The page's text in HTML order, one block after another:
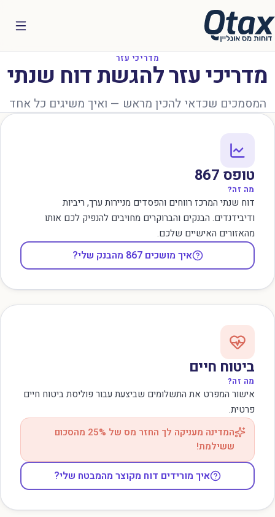
מדריכי עזר
מדריכי עזר להגשת דוח שנתי
המסמכים שכדאי להכין מראש — ואיך משיגים כל אחד
טופס 867
מה זה?
דוח שנתי המרכז רווחים והפסדים מניירות ערך, ריביות
ודיבידנדים. הבנקים והברוקרים מחויבים להנפיק לכם אותו
מהאזורים האישיים שלכם.
איך מושכים 867 מהבנק שלי?
ביטוח חיים
מה זה?
אישור המפרט את התשלומים שביצעת עבור פוליסת ביטוח חיים
פרטית.
המדינה מעניקה לך החזר מס של 25% מהסכום
ששילמת!
איך מורידים דוח מקוצר מהמבטח שלי?